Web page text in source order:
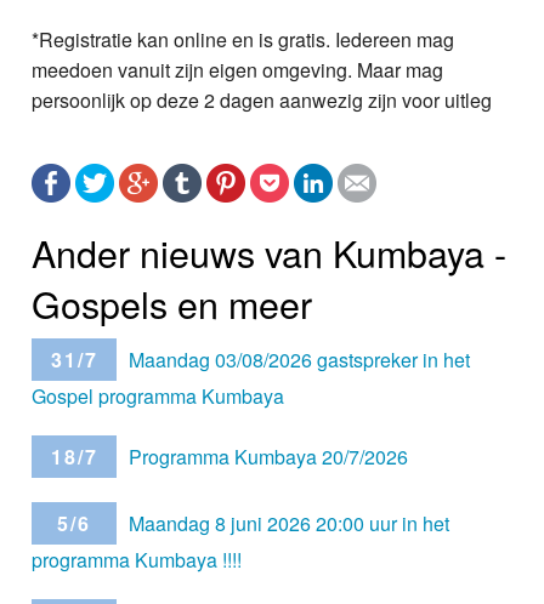
*Registratie kan online en is gratis. Iedereen mag
meedoen vanuit zijn eigen omgeving. Maar mag
persoonlijk op deze 2 dagen aanwezig zijn voor uitleg
Ander nieuws van Kumbaya -
Gospels en meer
31/7
Maandag 03/08/2026 gastspreker in het
Gospel programma Kumbaya
18/7 Programma Kumbaya 20/7/2026
5/6
Maandag 8 juni 2026 20:00 uur in het
programma Kumbaya !!!!